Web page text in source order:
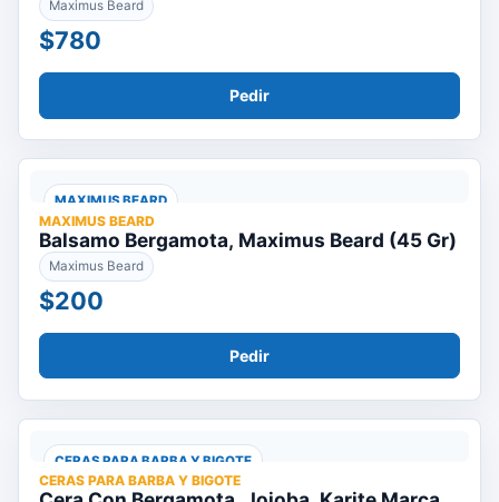
Maximus Beard
$780
Pedir
MAXIMUS BEARD
MAXIMUS BEARD
Balsamo Bergamota, Maximus Beard (45 Gr)
Maximus Beard
$200
Pedir
CERAS PARA BARBA Y BIGOTE
CERAS PARA BARBA Y BIGOTE